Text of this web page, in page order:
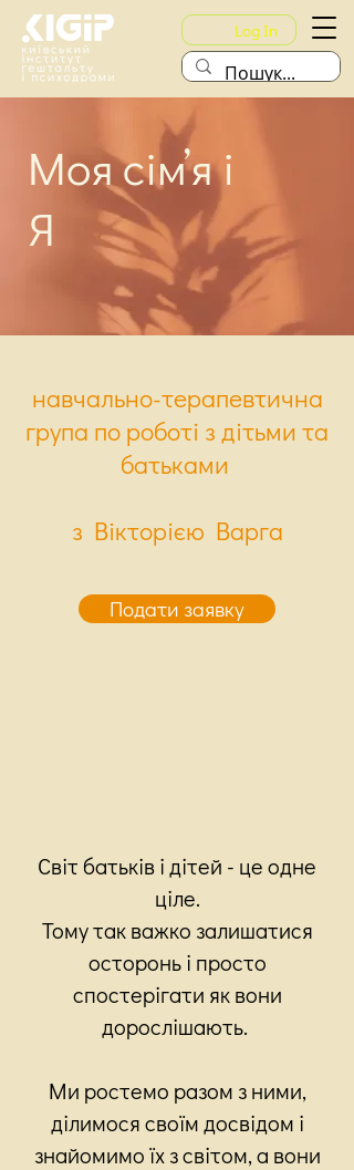
Log In
Моя сімʼя і
Я
навчально-терапевтична
група по роботі з дітьми та
батьками
з Вікторією Варга
Подати заявку
Світ батьків і дітей - це одне
ціле.
Тому так важко залишатися
осторонь і просто
спостерігати як вони
дорослішають.
Ми ростемо разом з ними,
ділимося своїм досвідом і
знайомимо їх з світом, а вони